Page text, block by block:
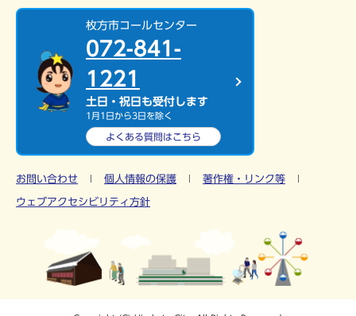
枚方市コールセンター
072-841-
1221
土日・祝日も受付します
1月1日から3日を除く
よくある質問はこちら
お問い合わせ 個人情報の保護 著作権・リンク等
ウェブアクセシビリティ方針